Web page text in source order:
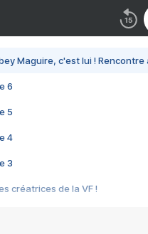
Maguire, c'est lui !
6
5
4
3
créatrices de la VF !